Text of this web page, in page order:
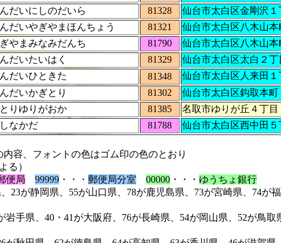
だいにしのだいら 81328 仙台市太白区金剛沢１
だいやぎやまほんちょう 81321 仙台市太白区八木山本
やまみなみだんち 81790 仙台市太白区八木山本
だいたいはく 81329 仙台市太白区太白２丁
だいひときた 81348 仙台市太白区人来田１
だいかぎとり 81302 仙台市太白区鈎取本町
りゆりがおか 81385 名取市ゆりが丘４丁目
なかだ 81788 仙台市太白区西中田５
、フォントの色はゴム印の色のとおり
る）
便局 99999 ・・・ 郵便局分室 00000 ・・・ ゆうちょ銀行
山口県、78が鹿児島県、73が宮崎県、74が福岡県、
阪府、76が長崎県、54が岡山県、52が鳥取県、53